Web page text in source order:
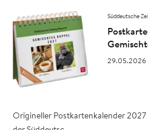
Süddeutsche
29.05.2026
Origineller Postkartenkalender